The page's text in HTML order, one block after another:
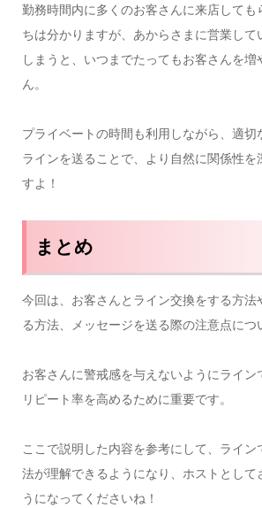
勤務時間内に多くのお客さんに来店しても
ちは分かりますが、あからさまに営業して
しまうと、いつまでたってもお客さんを
ん。
プライベートの時間も利用しながら、適切
ラインを送ることで、より自然に関係性を
すよ！
まとめ
今回は、お客さんとライン交換をする方法
る方法、メッセージを送る際の注意点につ
お客さんに警戒感を与えないようにライン
リピート率を高めるために重要です。
ここで説明した内容を参考にして、ライ
法が理解できるようになり、ホストとして
うになってくださいね！